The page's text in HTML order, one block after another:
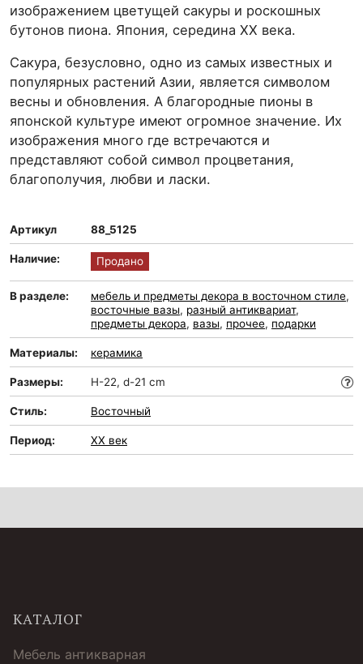
изображением цветущей сакуры и роскошных
бутонов пиона. Япония, середина XX века.
Сакура, безусловно, одно из самых известных и
популярных растений Азии, является символом
весны и обновления. А благородные пионы в
японской культуре имеют огромное значение. Их
изображения много где встречаются и
представляют собой символ процветания,
благополучия, любви и ласки.
Артикул 88_5125
Наличие: Продано
В разделе: мебель и предметы декора в восточном стиле,
восточные вазы, разный антиквариат,
предметы декора, вазы, прочее, подарки
Материалы: керамика
Размеры: H-22, d-21 cm
Стиль: Восточный
Период: XX век
КАТАЛОГ
Мебель антикварная